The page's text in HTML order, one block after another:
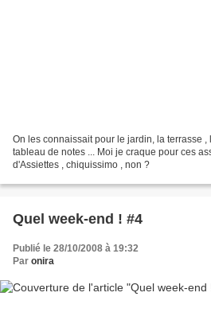
On les connaissait pour le jardin, la terrasse
tableau de notes ... Moi je craque pour ces
d'Assiettes , chiquissimo , non ?
Quel week-end ! #4
Publié le 28/10/2008 à 19:32
Par onira